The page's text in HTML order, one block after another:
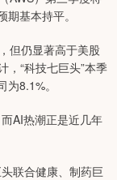
基本持平。
但仍显著高于美股
，“科技七巨头”本季
8.1%。
AI热潮正是近几年
联合健康、制药巨